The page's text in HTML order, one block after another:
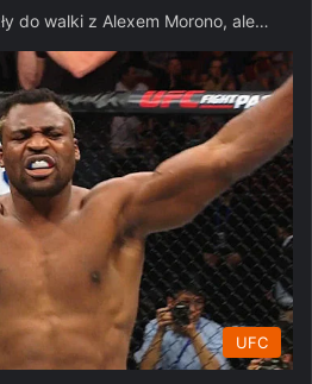
do walki z Alexem Morono, ale…
UFC